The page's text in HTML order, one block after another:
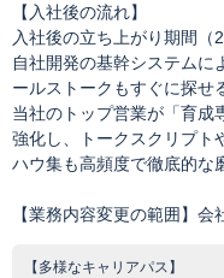
【入社後の流れ】
入社後の立ち上がり期間（
自社開発の基幹システムに
ールストークもすぐに探せ
当社のトップ営業が「育成
強化し、トークスクリプト
ハウ集も高頻度で徹底的な
【業務内容変更の範囲】会
【多様なキャリアパス】